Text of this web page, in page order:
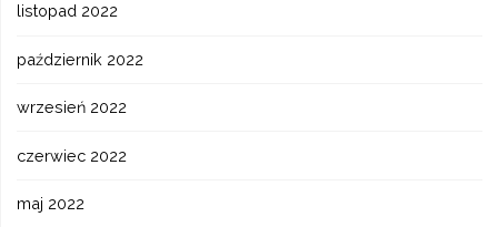
listopad 2022
październik 2022
wrzesień 2022
czerwiec 2022
maj 2022